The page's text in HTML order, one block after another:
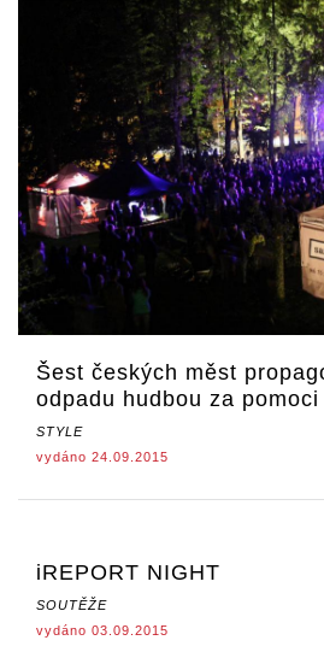
Šest českých měst
odpadu hudbou za
STYLE
vydáno 24.09.2015
iREPORT NIGHT
SOUTĚŽE
vydáno 03.09.2015